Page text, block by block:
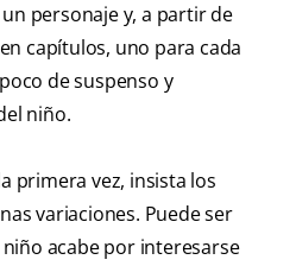
personaje y, a partir de
capítulos, uno para cada
de suspenso y
niño.
primera vez, insista los
variaciones. Puede ser
acabe por interesarse